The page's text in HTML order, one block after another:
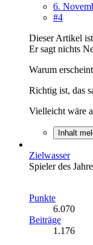
6.
#4
Dieser Artikel
Er sagt nichts
Warum
Richtig ist, das
Vielleicht wäre
Inhalt
Zielwasser
Spieler des
Punkte
6.070
Beiträge
1.176